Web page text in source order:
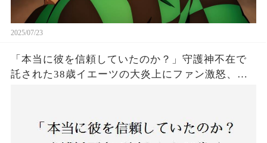
2025/07/23
「本当に彼を信頼していたのか？」守護神不在で
託された38歳イエーツの大炎上にファン激怒、ド